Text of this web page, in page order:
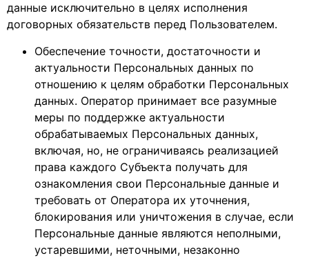
данные исключительно в целях исполнения
договорных обязательств перед Пользователем.
Обеспечение точности, достаточности и
актуальности Персональных данных по
отношению к целям обработки Персональных
данных. Оператор принимает все разумные
меры по поддержке актуальности
обрабатываемых Персональных данных,
включая, но, не ограничиваясь реализацией
права каждого Субъекта получать для
ознакомления свои Персональные данные и
требовать от Оператора их уточнения,
блокирования или уничтожения в случае, если
Персональные данные являются неполными,
устаревшими, неточными, незаконно